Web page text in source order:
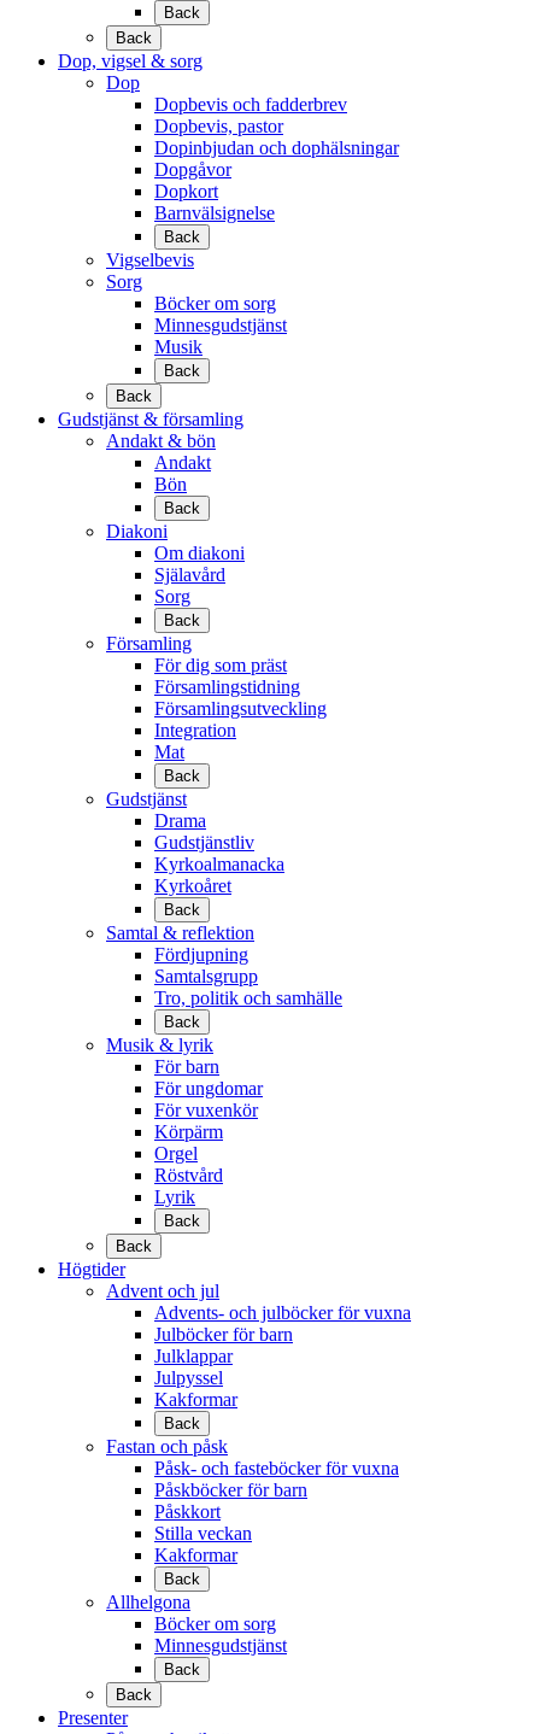
Back
Back
Dop, vigsel & sorg
Dop
Dopbevis och fadderbrev
Dopbevis, pastor
Dopinbjudan och dophälsningar
Dopgåvor
Dopkort
Barnvälsignelse
Back
Vigselbevis
Sorg
Böcker om sorg
Minnesgudstjänst
Musik
Back
Back
Gudstjänst & församling
Andakt & bön
Andakt
Bön
Back
Diakoni
Om diakoni
Själavård
Sorg
Back
Församling
För dig som präst
Församlingstidning
Församlingsutveckling
Integration
Mat
Back
Gudstjänst
Drama
Gudstjänstliv
Kyrkoalmanacka
Kyrkoåret
Back
Samtal & reflektion
Fördjupning
Samtalsgrupp
Tro, politik och samhälle
Back
Musik & lyrik
För barn
För ungdomar
För vuxenkör
Körpärm
Orgel
Röstvård
Lyrik
Back
Back
Högtider
Advent och jul
Advents- och julböcker för vuxna
Julböcker för barn
Julklappar
Julpyssel
Kakformar
Back
Fastan och påsk
Påsk- och fasteböcker för vuxna
Påskböcker för barn
Påskkort
Stilla veckan
Kakformar
Back
Allhelgona
Böcker om sorg
Minnesgudstjänst
Back
Back
Presenter